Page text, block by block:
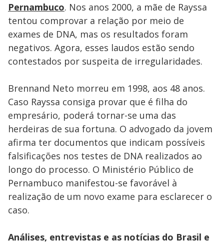
Pernambuco. Nos anos 2000, a mãe de Rayssa
tentou comprovar a relação por meio de
exames de DNA, mas os resultados foram
negativos. Agora, esses laudos estão sendo
contestados por suspeita de irregularidades.
Brennand Neto morreu em 1998, aos 48 anos.
Caso Rayssa consiga provar que é filha do
empresário, poderá tornar-se uma das
herdeiras de sua fortuna. O advogado da jovem
afirma ter documentos que indicam possíveis
falsificações nos testes de DNA realizados ao
longo do processo. O Ministério Público de
Pernambuco manifestou-se favorável à
realização de um novo exame para esclarecer o
caso.
Análises, entrevistas e as notícias do Brasil e